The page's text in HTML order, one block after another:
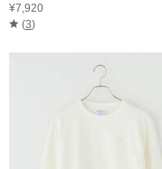
¥7,920
(3)